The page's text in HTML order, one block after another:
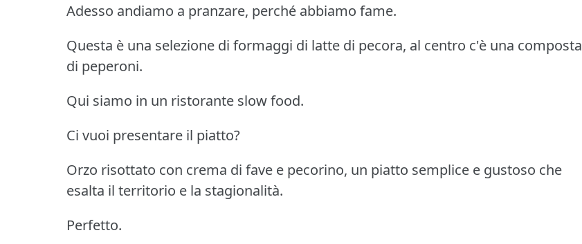
Adesso andiamo a pranzare, perché abbiamo fame.
Questa è una selezione di formaggi di latte di pecora, al centro c'è una composta
di peperoni.
Qui siamo in un ristorante slow food.
Ci vuoi presentare il piatto?
Orzo risottato con crema di fave e pecorino, un piatto semplice e gustoso che
esalta il territorio e la stagionalità.
Perfetto.